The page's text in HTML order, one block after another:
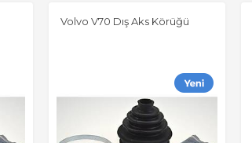
Volvo V70 Dış Aks Körüğü